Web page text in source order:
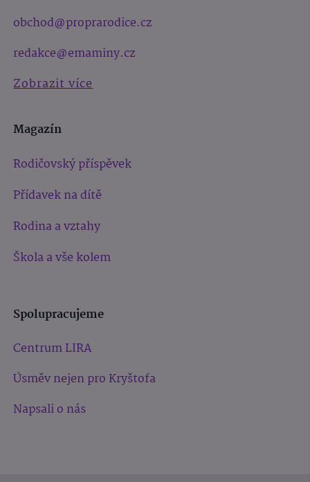
obchod@proprarodice.cz
redakce@emaminy.cz
Zobrazit více
Magazín
Rodičovský příspěvek
Přídavek na dítě
Rodina a vztahy
Škola a vše kolem
Spolupracujeme
Centrum LIRA
Úsměv nejen pro Kryštofa
Napsali o nás